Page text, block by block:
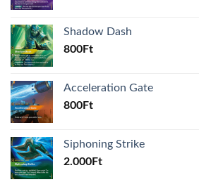
Shadow Dash
800Ft
Acceleration Gate
800Ft
Siphoning Strike
2.000Ft